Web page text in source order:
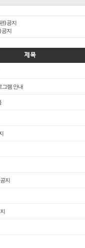
) 공지
공지
제목
그램 안내
지